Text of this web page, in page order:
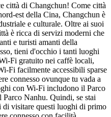
città di Changchun! Come città
est della Cina, Changchun è
e culturale. Oltre ai suoi
è ricca di servizi moderni che
e turisti amanti della
tieni d'occhio i tanti luoghi
Fi gratuito nei caffè locali,
Fi facilmente accessibili sparse
connesso ovunque tu vada a
con Wi-Fi includono il Parco
Nanhu. Quindi, se stai
di visitare questi luoghi di primo